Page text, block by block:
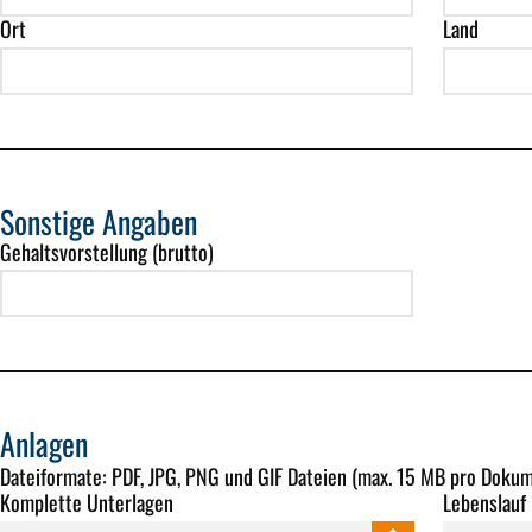
Ort Land
Sonstige Angaben
Gehaltsvorstellung (brutto)
Anlagen
Dateiformate: PDF, JPG, PNG und GIF Dateien (max. 15 MB pro
Komplette Unterlagen